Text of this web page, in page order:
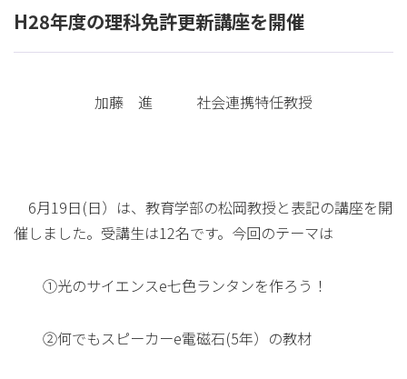
H28年度の理科免許更新講座を開催
加藤 進 社会連携特任教授
6月19日(日）は、教育学部の松岡教授と表記の講座を開
催しました。受講生は12名です。今回のテーマは
①光のサイエンスe七色ランタンを作ろう！
②何でもスピーカーe電磁石(5年）の教材